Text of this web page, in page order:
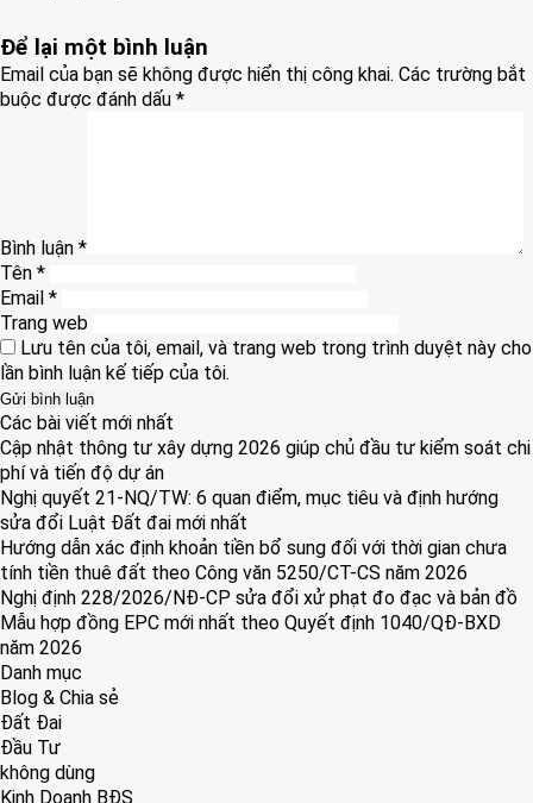
Để lại một bình luận
Email của bạn sẽ không được hiển thị công khai. Các trường bắt
buộc được đánh dấu *
Bình luận *
Tên *
Email *
Trang web
Lưu tên của tôi, email, và trang web trong trình duyệt này cho
lần bình luận kế tiếp của tôi.
Các bài viết mới nhất
Cập nhật thông tư xây dựng 2026 giúp chủ đầu tư kiểm soát chi
phí và tiến độ dự án
Nghị quyết 21-NQ/TW: 6 quan điểm, mục tiêu và định hướng
sửa đổi Luật Đất đai mới nhất
Hướng dẫn xác định khoản tiền bổ sung đối với thời gian chưa
tính tiền thuê đất theo Công văn 5250/CT-CS năm 2026
Nghị định 228/2026/NĐ-CP sửa đổi xử phạt đo đạc và bản đồ
Mẫu hợp đồng EPC mới nhất theo Quyết định 1040/QĐ-BXD
năm 2026
Danh mục
Blog & Chia sẻ
Đất Đai
Đầu Tư
không dùng
Kinh Doanh BĐS